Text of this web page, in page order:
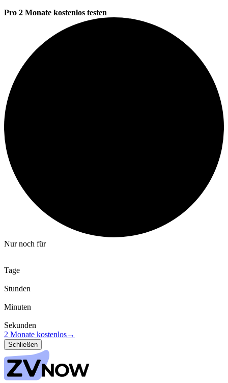
Pro 2 Monate kostenlos testen
Nur noch für
Tage
Stunden
Minuten
Sekunden
2 Monate kostenlos→
Schließen